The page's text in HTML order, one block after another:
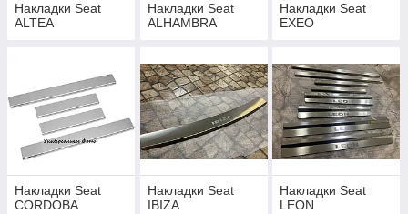
Накладки Seat
ALTEA
Накладки Seat
ALHAMBRA
Накладки Seat
EXEO
Накладки Seat
CORDOBA
Накладки Seat
IBIZA
Накладки Seat
LEON